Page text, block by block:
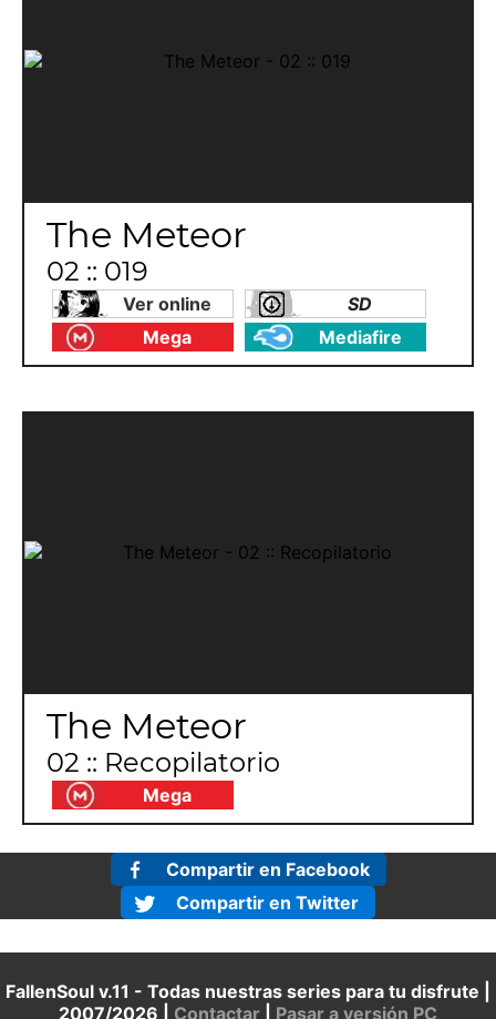
The Meteor
02 :: 019
Ver online
SD
Mega
Mediafire
The Meteor
02 :: Recopilatorio
Mega
Compartir en Facebook
Compartir en Twitter
FallenSoul v.11 - Todas nuestras series para tu disfrute |
2007/2026 | Contactar Pasar a versión PC